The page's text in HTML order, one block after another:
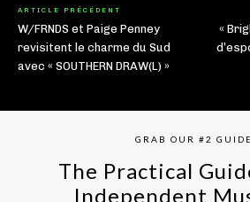
ARTICLE PRÉCÉDENT
W/FRNDS et Paige Penney
revisitent le charme du Sud
avec « SOUTHERN DRAW(L) »
«
GRAB OUR #2
The Practical
Independent